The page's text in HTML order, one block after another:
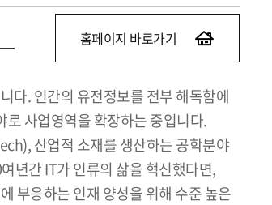
홈페이지 바로가기
다. 인간의 유전정보를 전부 해독함에
사업영역을 확장하는 중입니다.
산업적 소재를 생산하는 공학분야
년간 IT가 인류의 삶을 혁신했다면,
부응하는 인재 양성을 위해 수준 높은